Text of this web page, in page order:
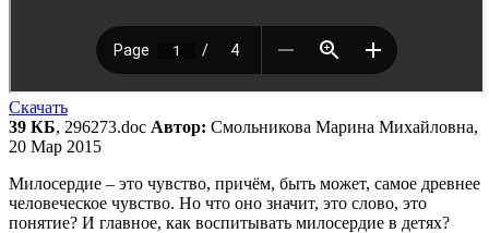
Скачать
39 КБ, 296273.doc Автор: Смольникова Марина Михайловна,
20 Мар 2015
Милосердие – это чувство, причём, быть может, самое древнее
человеческое чувство. Но что оно значит, это слово, это
понятие? И главное, как воспитывать милосердие в детях?